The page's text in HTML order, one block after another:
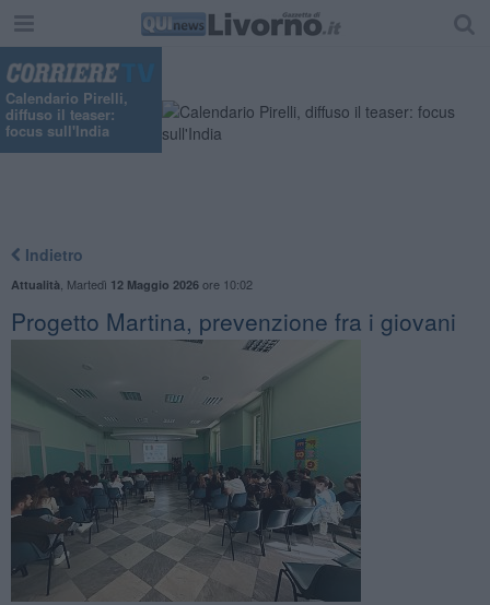
Calendario Pirelli,
diffuso il teaser:
focus sull'India
Indietro
Attualità Martedì 12 Maggio 2026ore 10:02
Progetto Martina, prevenzione fra i giovani